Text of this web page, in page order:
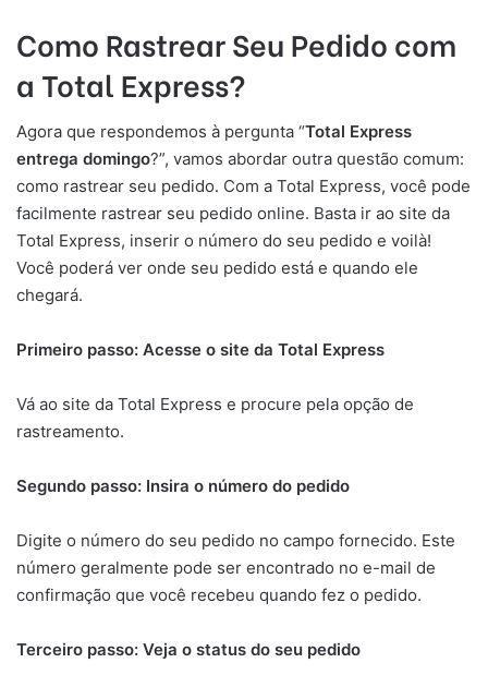
Como Rastrear Seu Pedido com
a Total Express?
Agora que respondemos à pergunta “Total Express
entrega domingo?”, vamos abordar outra questão comum:
como rastrear seu pedido. Com a Total Express, você pode
facilmente rastrear seu pedido online. Basta ir ao site da
Total Express, inserir o número do seu pedido e voilà!
Você poderá ver onde seu pedido está e quando ele
chegará.
Primeiro passo: Acesse o site da Total Express
Vá ao site da Total Express e procure pela opção de
rastreamento.
Segundo passo: Insira o número do pedido
Digite o número do seu pedido no campo fornecido. Este
número geralmente pode ser encontrado no e-mail de
confirmação que você recebeu quando fez o pedido.
Terceiro passo: Veja o status do seu pedido